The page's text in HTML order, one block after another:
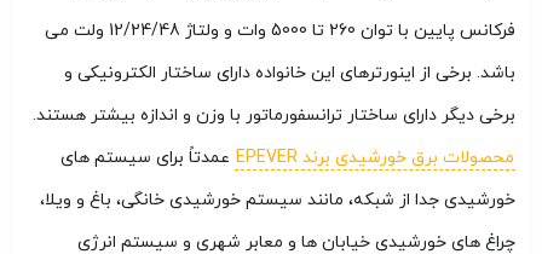
فرکانس پایین با توان 260 تا 5000 وات و ولتاژ 12/24/48 ولت می
باشد. برخی از اینورترهای این خانواده دارای ساختار الکترونیکی و
برخی دیگر دارای ساختار ترانسفورماتور با وزن و اندازه بیشتر هستند.
محصولات برق خورشیدی برند EPEVER
عمدتاً برای سیستم های
خورشیدی جدا از شبکه، مانند سیستم خورشیدی خانگی، باغ و ویلا،
چراغ های خورشیدی خیابان ها و معابر شهری و سیستم انرژی